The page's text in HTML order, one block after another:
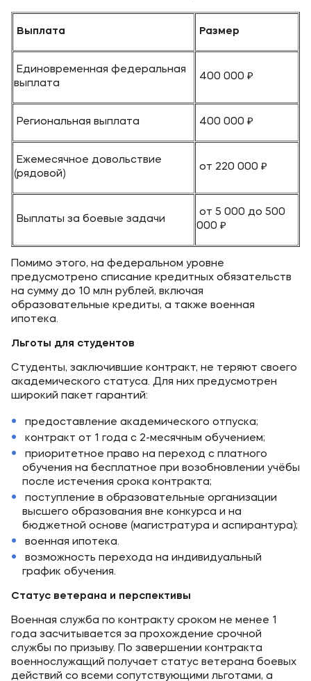
Выплата Размер
Единовременная федеральная
выплата
400 000 ₽
Региональная выплата 400 000 ₽
Ежемесячное довольствие
(рядовой)
от 220 000 ₽
Выплаты за боевые задачи
от 5 000 до 500
000 ₽
Помимо этого, на федеральном уровне
предусмотрено списание кредитных обязательств
на сумму до 10 млн рублей, включая
образовательные кредиты, а также военная
ипотека.
Льготы для студентов
Студенты, заключившие контракт, не теряют своего
академического статуса. Для них предусмотрен
широкий пакет гарантий:
предоставление академического отпуска;
контракт от 1 года с 2-месячным обучением;
приоритетное право на переход с платного
обучения на бесплатное при возобновлении учёбы
после истечения срока контракта;
поступление в образовательные организации
высшего образования вне конкурса и на
бюджетной основе (магистратура и аспирантура);
военная ипотека.
возможность перехода на индивидуальный
график обучения.
Статус ветерана и перспективы
Военная служба по контракту сроком не менее 1
года засчитывается за прохождение срочной
службы по призыву. По завершении контракта
военнослужащий получает статус ветерана боевых
действий со всеми сопутствующими льготами, а